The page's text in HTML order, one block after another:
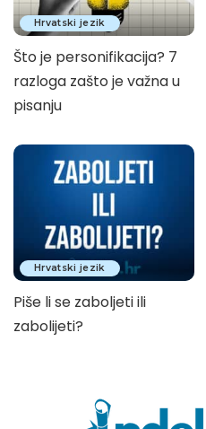
Hrvatski jezik
Što je personifikacija? 7
razloga zašto je važna u
pisanju
Hrvatski jezik
Piše li se zaboljeti ili
zabolijeti?